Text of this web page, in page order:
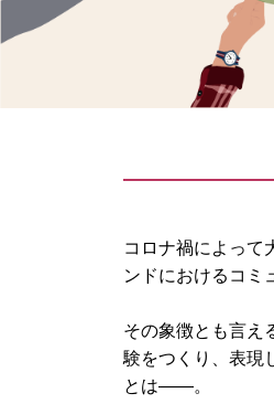
コロナ禍によって
ンドにおけるコミ
その象徴とも言え
験をつくり、表現
とは――。